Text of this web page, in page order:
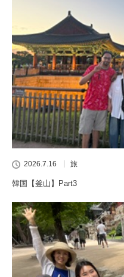
2026.7.16 旅
韓国【釜山】Part3